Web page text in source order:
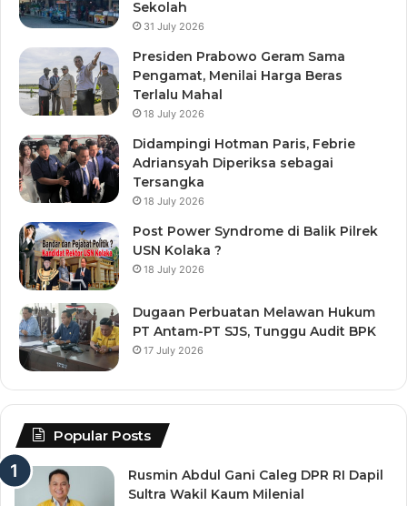
Sekolah
31 July 2026
Presiden Prabowo Geram Sama
Pengamat, Menilai Harga Beras
Terlalu Mahal
18 July 2026
Didampingi Hotman Paris, Febrie
Adriansyah Diperiksa sebagai
Tersangka
18 July 2026
Post Power Syndrome di Balik Pilrek
USN Kolaka ?
18 July 2026
Dugaan Perbuatan Melawan Hukum
PT Antam-PT SJS, Tunggu Audit BPK
17 July 2026
Popular Posts
Rusmin Abdul Gani Caleg DPR RI Dapil
Sultra Wakil Kaum Milenial